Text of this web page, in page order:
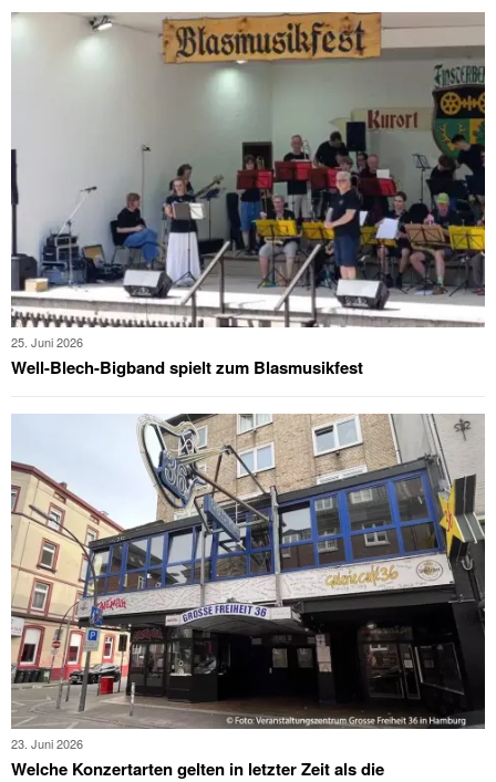
25. Juni 2026
Well-Blech-Bigband spielt zum Blasmusikfest
23. Juni 2026
Welche Konzertarten gelten in letzter Zeit als die